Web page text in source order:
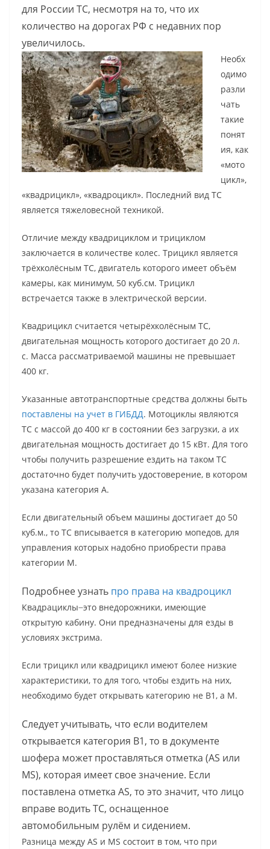
для России ТС, несмотря на то, что их
количество на дорогах РФ с недавних пор
увеличилось.
Необх
одимо
разли
чать
такие
понят
ия, как
«мото
цикл»,
«квадрицикл», «квадроцикл». Последний вид ТС
является тяжеловесной техникой.
Отличие между квадрициклом и трициклом
заключается в количестве колес. Трицикл является
трёхколёсным ТС, двигатель которого имеет объём
камеры, как минимум, 50 куб.см. Трицикл
встречается также в электрической версии.
Квадрицикл считается четырёхколёсным ТС,
двигательная мощность которого достигает до 20 л.
с. Масса рассматриваемой машины не превышает
400 кг.
Указанные автотранспортные средства должны быть
поставлены на учет в ГИБДД. Мотоциклы являются
ТС с массой до 400 кг в состоянии без загрузки, а их
двигательная мощность достигает до 15 кВт. Для того
чтобы получить разрешение ездить на таком ТС
достаточно будет получить удостоверение, в котором
указана категория А.
Если двигательный объем машины достигает до 50
куб.м., то ТС вписывается в категорию мопедов, для
управления которых надобно приобрести права
категории М.
Подробнее узнать про права на квадроцикл
Квадрациклы ̶ это внедорожники, имеющие
открытую кабину. Они предназначены для езды в
условиях экстрима.
Если трицикл или квадрицикл имеют более низкие
характеристики, то для того, чтобы ездить на них,
необходимо будет открывать категорию не В1, а М.
Следует учитывать, что если водителем
открывается категория В1, то в документе
шофера может проставляться отметка (AS или
MS), которая имеет свое значение. Если
поставлена отметка AS, то это значит, что лицо
вправе водить ТС, оснащенное
автомобильным рулём и сидением.
Разница между AS и MS состоит в том, что при